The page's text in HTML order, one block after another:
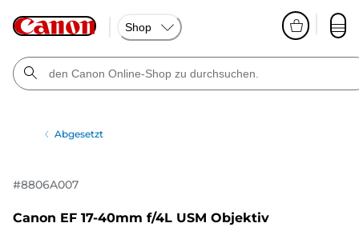
Shop
Abgesetzt
#8806A007
Canon EF 17-40mm f/4L USM Objektiv